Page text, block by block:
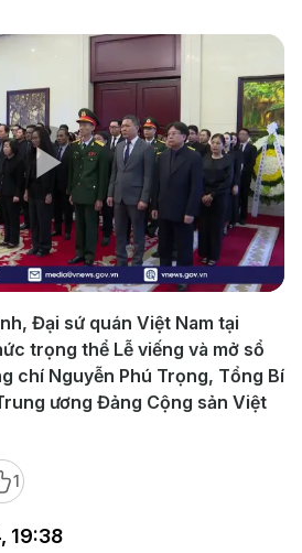
Play
Video
Đại sứ quán Việt Nam tại
trọng thể Lễ viếng và mở sổ
chí Nguyễn Phú Trọng, Tổng Bí
ương Đảng Cộng sản Việt
1
19:38